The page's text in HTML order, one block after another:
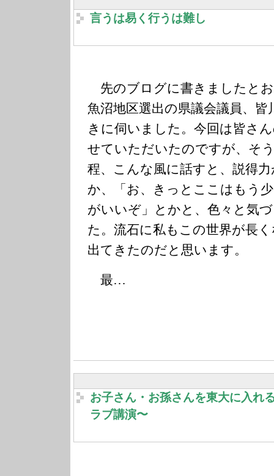
言うは易く行うは難し
先のブログに書きましたとお
魚沼地区選出の県議会議員、皆
きに伺いました。今回は皆さ
せていただいたのですが、そ
程、こんな風に話すと、説得
か、「お、きっとここはもう
がいいぞ」とかと、色々と気
た。流石に私もこの世界が長
出てきたのだと思います。
最…
お子さん・お孫さんを東大に入れ
ラブ講演〜